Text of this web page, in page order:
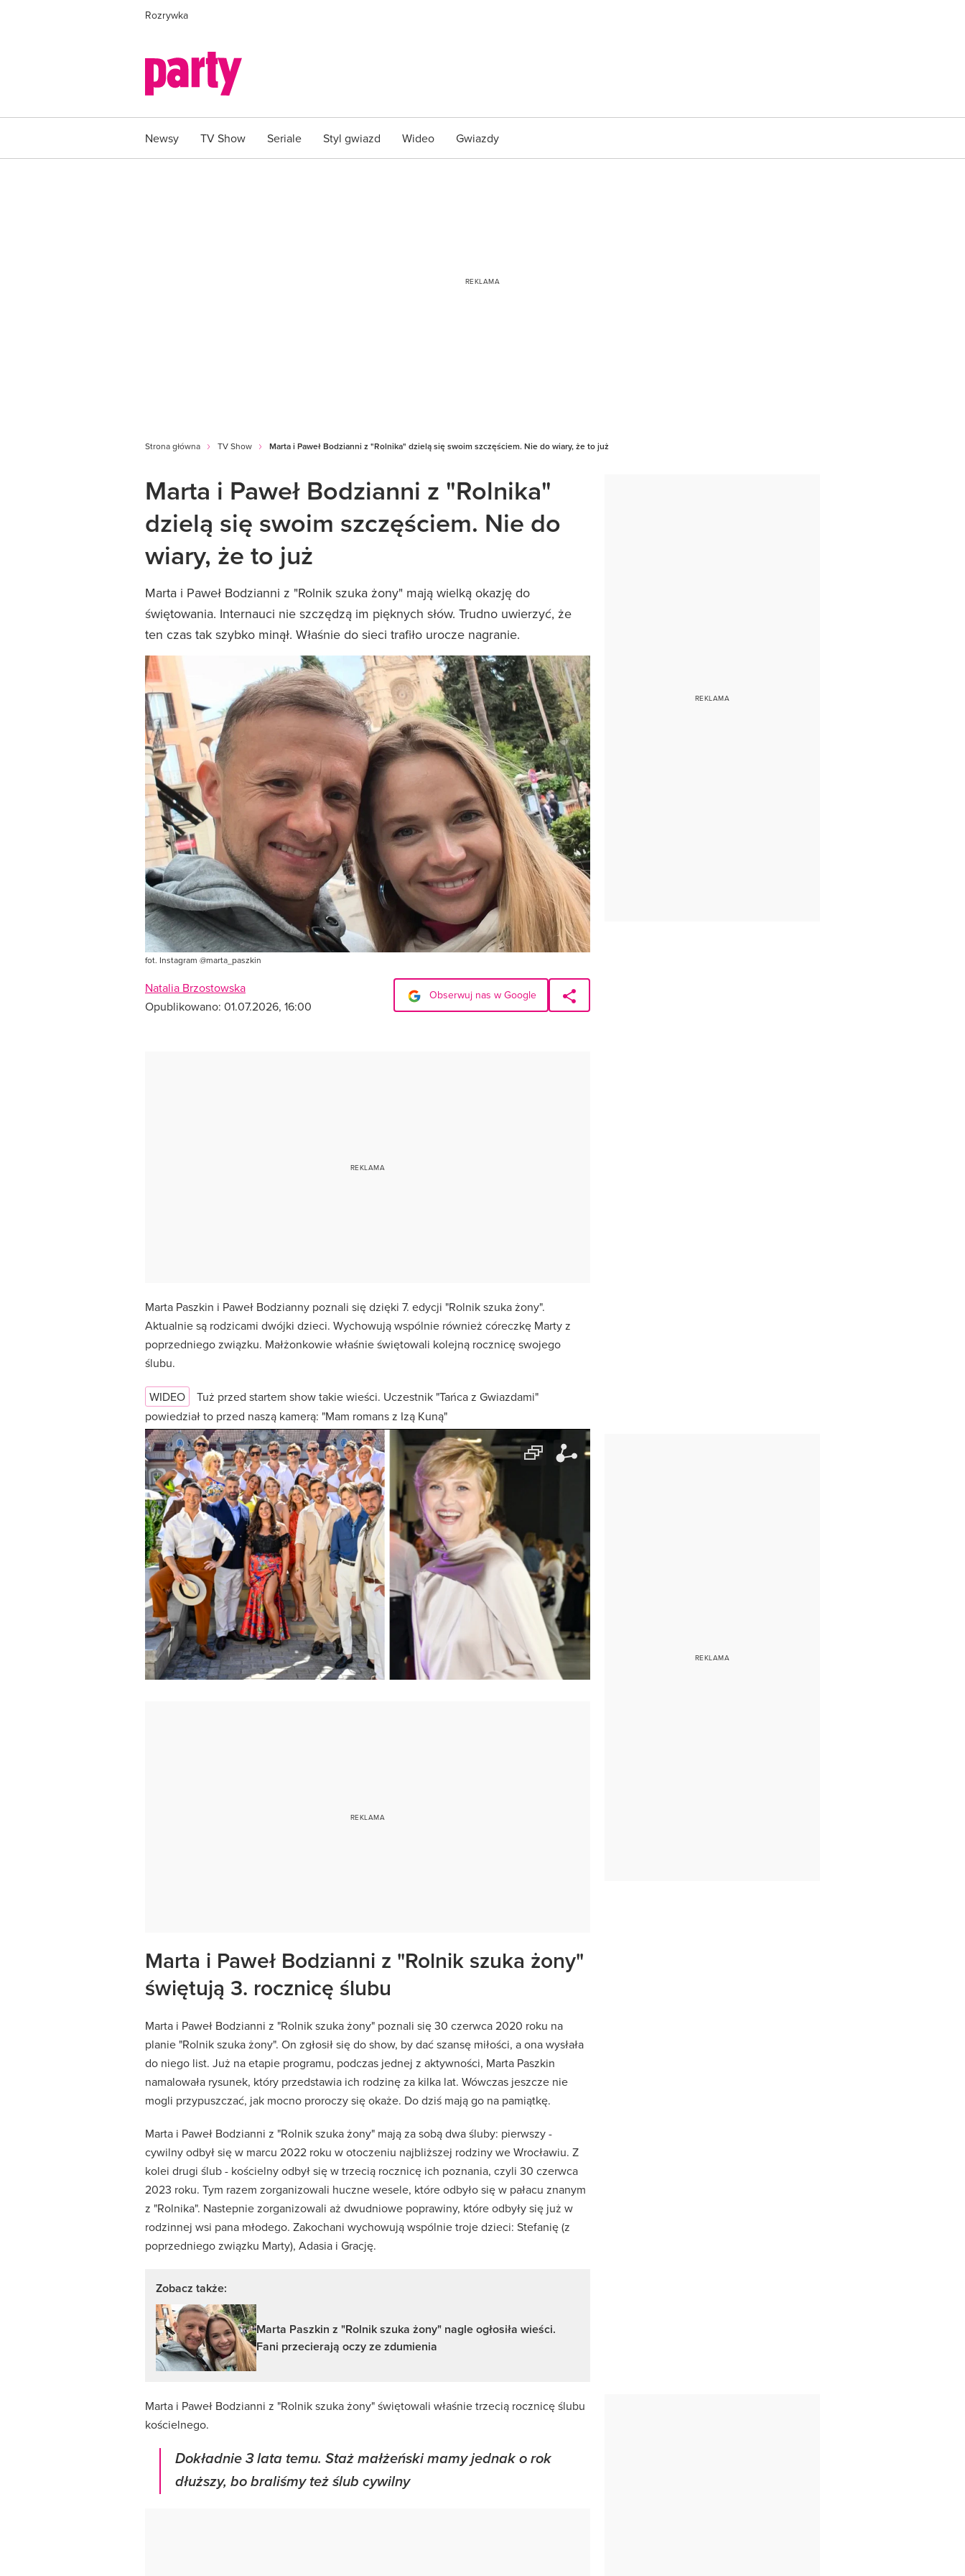
Rozrywka
Newsy TV Show Seriale Styl gwiazd Wideo Gwiazdy
Strona główna TV Show Marta i Paweł Bodzianni z "Rolnika" dzielą się swoim szczęściem. Nie do wiary, że to już
Marta i Paweł Bodzianni z "Rolnika"
dzielą się swoim szczęściem. Nie do
wiary, że to już
Marta i Paweł Bodzianni z "Rolnik szuka żony" mają wielką okazję do
świętowania. Internauci nie szczędzą im pięknych słów. Trudno uwierzyć, że
ten czas tak szybko minął. Właśnie do sieci trafiło urocze nagranie.
fot. Instagram @marta_paszkin
Natalia Brzostowska
Opublikowano: 01.07.2026, 16:00
Obserwuj nas w Google
Marta Paszkin i Paweł Bodzianny poznali się dzięki 7. edycji "Rolnik szuka żony".
Aktualnie są rodzicami dwójki dzieci. Wychowują wspólnie również córeczkę Marty z
poprzedniego związku. Małżonkowie właśnie świętowali kolejną rocznicę swojego
ślubu.
WIDEO
Tuż przed startem show takie wieści. Uczestnik "Tańca z Gwiazdami"
powiedział to przed naszą kamerą: "Mam romans z Izą Kuną"
Marta i Paweł Bodzianni z "Rolnik szuka żony"
świętują 3. rocznicę ślubu
Marta i Paweł Bodzianni z "Rolnik szuka żony" poznali się 30 czerwca 2020 roku na
planie "Rolnik szuka żony". On zgłosił się do show, by dać szansę miłości, a ona wysłała
do niego list. Już na etapie programu, podczas jednej z aktywności, Marta Paszkin
namalowała rysunek, który przedstawia ich rodzinę za kilka lat. Wówczas jeszcze nie
mogli przypuszczać, jak mocno proroczy się okaże. Do dziś mają go na pamiątkę.
Marta i Paweł Bodzianni z "Rolnik szuka żony" mają za sobą dwa śluby: pierwszy -
cywilny odbył się w marcu 2022 roku w otoczeniu najbliższej rodziny we Wrocławiu. Z
kolei drugi ślub - kościelny odbył się w trzecią rocznicę ich poznania, czyli 30 czerwca
2023 roku. Tym razem zorganizowali huczne wesele, które odbyło się w pałacu znanym
z "Rolnika". Nastepnie zorganizowali aż dwudniowe poprawiny, które odbyły się już w
rodzinnej wsi pana młodego. Zakochani wychowują wspólnie troje dzieci: Stefanię (z
poprzedniego związku Marty), Adasia i Grację.
Zobacz także:
Marta Paszkin z "Rolnik szuka żony" nagle ogłosiła wieści.
Fani przecierają oczy ze zdumienia
Marta i Paweł Bodzianni z "Rolnik szuka żony" świętowali właśnie trzecią rocznicę ślubu
kościelnego.
Dokładnie 3 lata temu. Staż małżeński mamy jednak o rok
dłuższy, bo braliśmy też ślub cywilny